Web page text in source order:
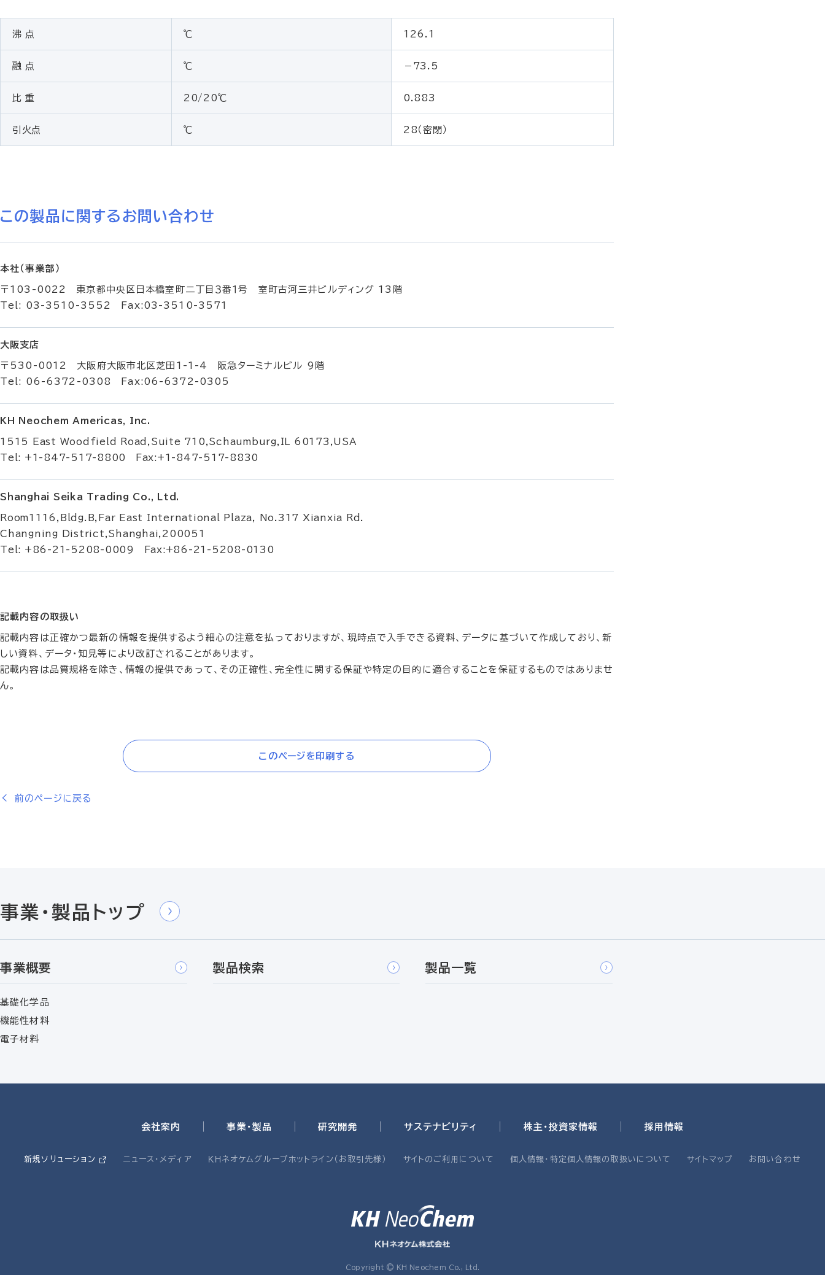
沸 点 ℃ 126.1
融 点 ℃ －73.5
比 重 20/20℃ 0.883
引火点 ℃ 28（密閉）
この製品に関するお問い合わせ
本社（事業部）
〒103-0022 東京都中央区日本橋室町二丁目３番１号 室町古河三井ビルディング 13階
Tel: 03-3510-3552 Fax:03-3510-3571
大阪支店
〒530-0012 大阪府大阪市北区芝田1-1-4 阪急ターミナルビル 9階
Tel: 06-6372-0308 Fax:06-6372-0305
KH Neochem Americas, Inc.
1515 East Woodfield Road,Suite 710,Schaumburg,IL 60173,USA
Tel: +1-847-517-8800 Fax:+1-847-517-8830
Shanghai Seika Trading Co., Ltd.
Room1116,Bldg.B,Far East International Plaza, No.317 Xianxia Rd.
Changning District,Shanghai,200051
Tel: +86-21-5208-0009 Fax:+86-21-5208-0130
記載内容の取扱い
記載内容は正確かつ最新の情報を提供するよう細心の注意を払っておりますが、現時点で入手できる資料、データに基づいて作成しており、新
しい資料、データ・知見等により改訂されることがあります。
記載内容は品質規格を除き、情報の提供であって、その正確性、完全性に関する保証や特定の目的に適合することを保証するものではありませ
ん。
このページを印刷する
前のページに戻る
事業・製品トップ
事業概要
基礎化学品
機能性材料
電子材料
製品検索 製品一覧
会社案内 事業・製品 研究開発 サステナビリティ 株主・投資家情報 採用情報
新規ソリューション ニュース・メディア ＫＨネオケムグループホットライン（お取引先様） サイトのご利用について 個人情報・特定個人情報の取扱いについて サイトマップ お問い合わせ
Copyright © KH Neochem Co., Ltd.